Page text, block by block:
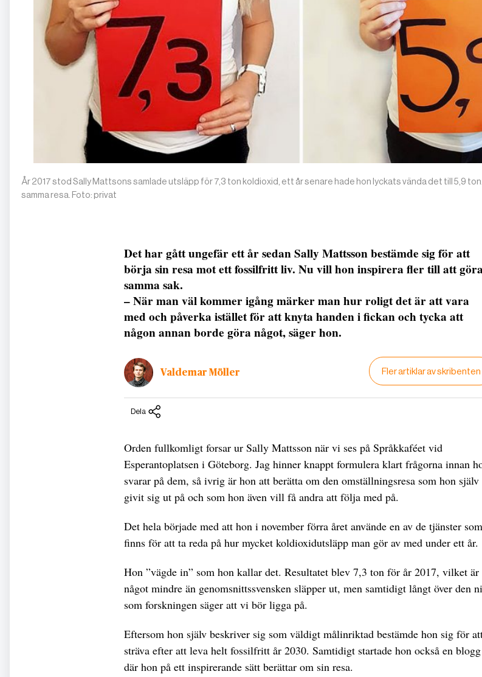
År 2017 stod Sally Mattsons samlade utsläpp för 7,3 ton koldioxid, ett år senare hade hon lyckats vända det till 5,9
samma resa. Foto: privat
Det har gått ungefär ett år sedan Sally Mattsson bestämde sig för att
börja sin resa mot ett fossilfritt liv. Nu vill hon inspirera fler till att
samma sak.
– När man väl kommer igång märker man hur roligt det är att vara
med och påverka istället för att knyta handen i fickan och tycka att
någon annan borde göra något, säger hon.
Valdemar Möller Fler artiklar av skribenten
Dela
Orden fullkomligt forsar ur Sally Mattsson när vi ses på Språkkaféet vid
Esperantoplatsen i Göteborg. Jag hinner knappt formulera klart frågorna innan
svarar på dem, så ivrig är hon att berätta om den omställningsresa som hon själv
givit sig ut på och som hon även vill få andra att följa med på.
Det hela började med att hon i november förra året använde en av de tjänster som
finns för att ta reda på hur mycket koldioxidutsläpp man gör av med under ett år.
Hon ”vägde in” som hon kallar det. Resultatet blev 7,3 ton för år 2017, vilket är
något mindre än genomsnittssvensken släpper ut, men samtidigt långt över den
som forskningen säger att vi bör ligga på.
Eftersom hon själv beskriver sig som väldigt målinriktad bestämde hon sig för
sträva efter att leva helt fossilfritt år 2030. Samtidigt startade hon också en blogg
där hon på ett inspirerande sätt berättar om sin resa.